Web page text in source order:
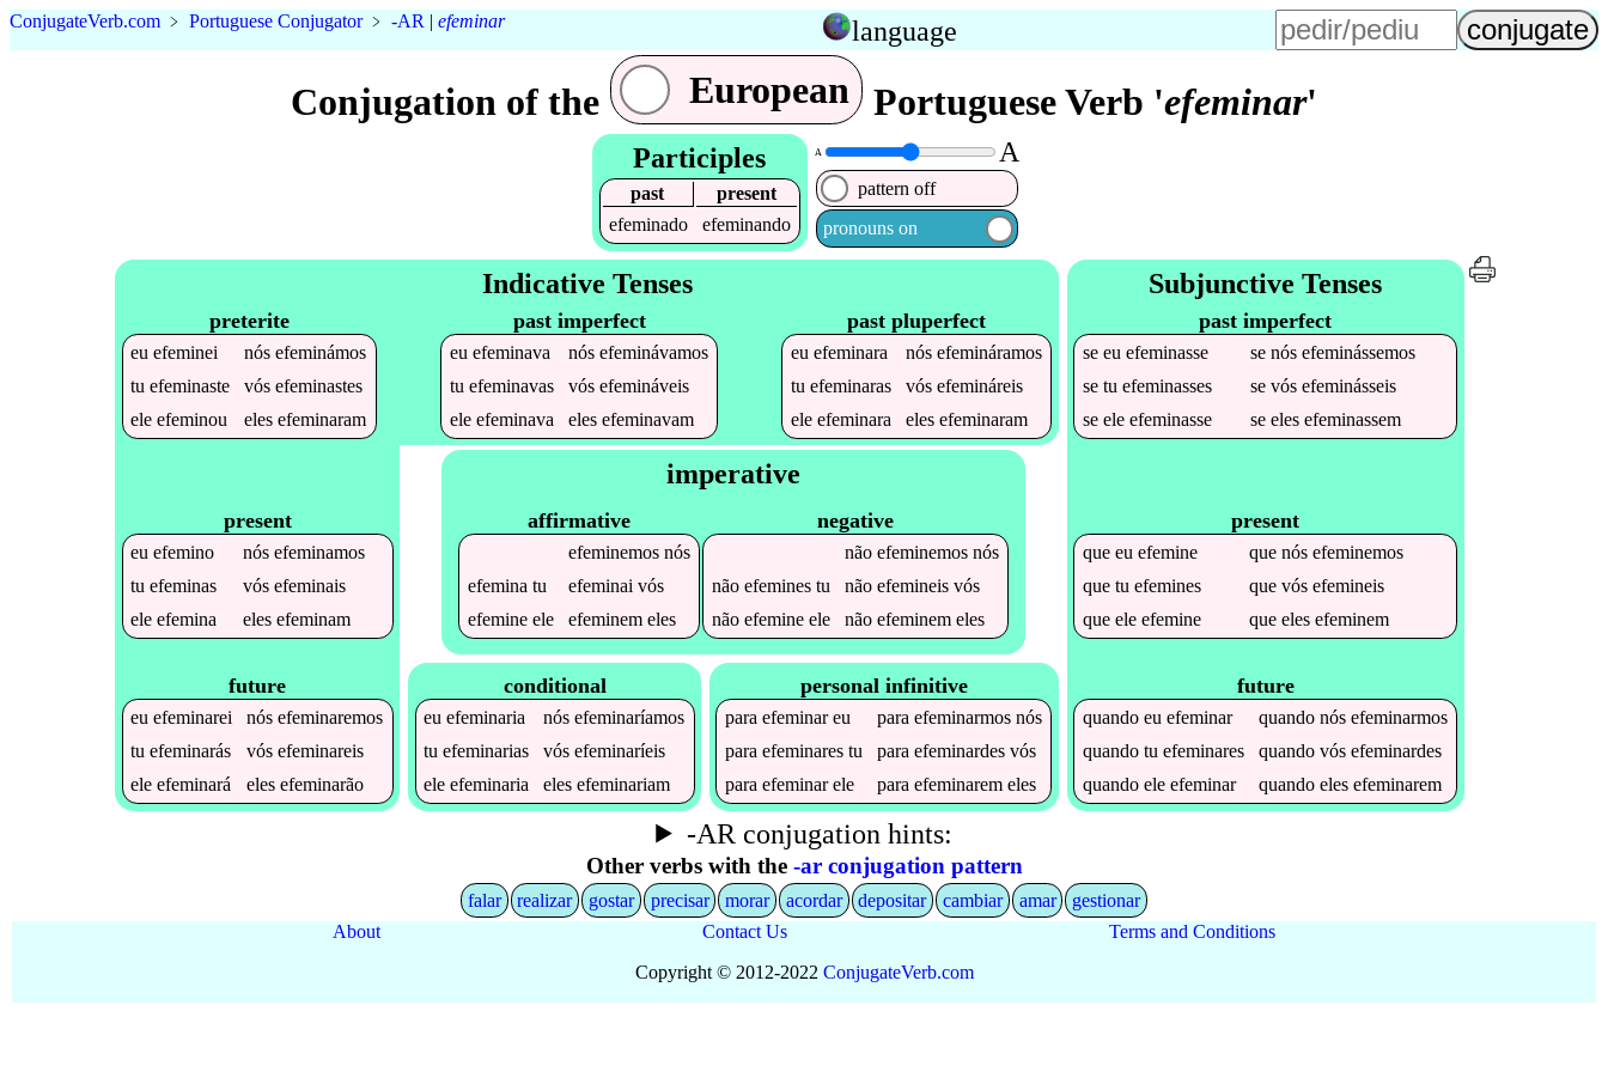
ConjugateVerb.com ﹥ Portuguese Conjugator﹥ -AR | efeminar language
Conjugation of the European Portuguese Verb 'efeminar'
Participles
past
present
efeminado
efeminando
A A
pattern off
pronouns on
Indicative Tenses
preterite
euefeminei nósefeminámos
tuefeminaste vósefeminastes
eleefeminou elesefeminaram
past imperfect
eu efeminava nós efeminávamos
tu efeminavas vós efemináveis
ele efeminava eles efeminavam
past pluperfect
euefeminara nósefemináramos
tuefeminaras vósefemináreis
eleefeminara elesefeminaram
present
euefemino nósefeminamos
tuefeminas vósefeminais
eleefemina elesefeminam
future
euefeminarei nósefeminaremos
tuefeminarás vósefeminareis
eleefeminará elesefeminarão
imperative
affirmative
efeminemosnós
efemina tu efeminai vós
efemineele efeminemeles
negative
não efeminemosnós
não efeminestu não efemineisvós
não efemineele não efeminemeles
conditional
euefeminaria nósefeminaríamos
tuefeminarias vósefeminaríeis
eleefeminaria elesefeminariam
personal infinitive
paraefeminareu paraefeminarmos nós
paraefeminares tu paraefeminardes vós
paraefeminarele paraefeminarem eles
Subjunctive Tenses
past imperfect
seeuefeminasse senósefeminássemos
setuefeminasses sevósefeminásseis
seeleefeminasse seelesefeminassem
present
queeuefemine quenósefeminemos
quetuefemines quevósefemineis
queeleefemine queelesefeminem
future
quandoeuefeminar quandonósefeminarmos
quandotuefeminares quandovósefeminardes
quandoeleefeminar quandoelesefeminarem
-AR conjugation hints:
Other verbs with the -ar conjugation pattern
falar realizar gostar precisar morar acordar depositar cambiar amar
gestionar
About
Contact Us
Terms and Conditions
Copyright © 2012-2022 ConjugateVerb.com